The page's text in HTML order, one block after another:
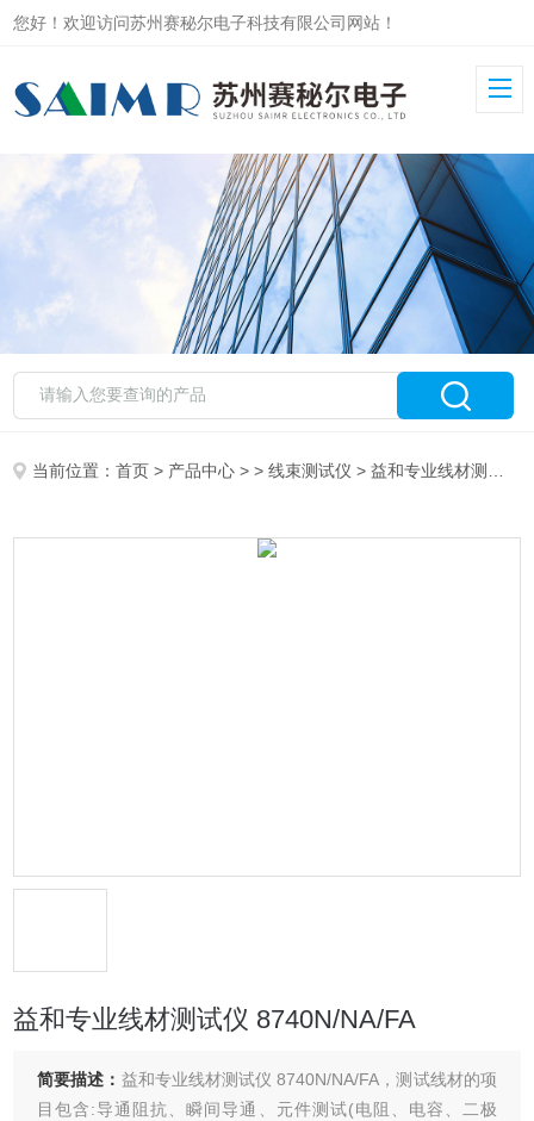
您好！欢迎访问苏州赛秘尔电子科技有限公司网站！
当前位置：首页 > 产品中心 > >线束测试仪 > 益和专业线材测试仪 8740N/NA/FA
益和专业线材测试仪 8740N/NA/FA
简要描述： 益和专业线材测试仪 8740N/NA/FA，测试线材的项
目包含:导通阻抗、瞬间导通、元件测试(电阻、电容、二极